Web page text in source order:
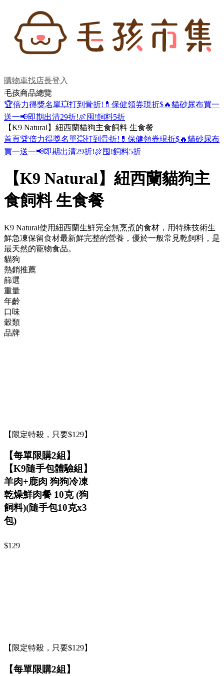
購物車找店長登入
毛孩商品總覽
🏆倍力得獎名單💥打到骨折! 💊保健領券現折$🔥貓砂尿布買一
送一📢即期出清29折!🍖囤!飼料5折
【K9 Natural】紐西蘭貓狗主食飼料 生食餐
首頁🏆倍力得獎名單💥打到骨折! 💊保健領券現折$🔥貓砂尿布
買一送一📢即期出清29折!🍖囤!飼料5折
【K9 Natural】紐西蘭貓狗主
食飼料 生食餐
K9 Natural使用紐西蘭生鮮完全無烹煮的食材，用特殊技術生
鮮急凍保留食材最新鮮完整的營養，優於一般常見乾飼料，是
最天然的寵物食品。
貓狗
熱銷推薦
篩選
重量
年齡
口味
穀類
品牌
【限定特殺，只要$129】
【每單限購2組】
【K9隨手包體驗組】
羊肉+鹿肉 狗狗冷凍
乾燥鮮肉餐 10克 (狗
飼料)(隨手包10克x3
包)
$129
【限定特殺，只要$129】
【每單限購2組】